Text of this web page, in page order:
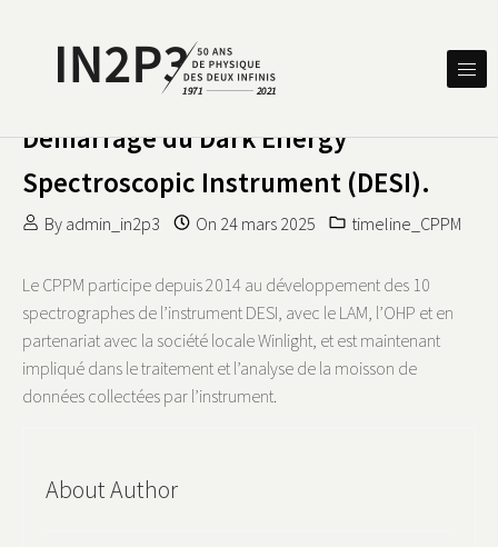
IN2P3 50 ANS DE PHYSIQUE
Démarrage du Dark Energy
Spectroscopic Instrument (DESI).
By admin_in2p3 On 24 mars 2025 timeline_CPPM
Le CPPM participe depuis 2014 au développement des 10
spectrographes de l’instrument DESI, avec le LAM, l’OHP et en
partenariat avec la société locale Winlight, et est maintenant
impliqué dans le traitement et l’analyse de la moisson de
données collectées par l’instrument.
About Author